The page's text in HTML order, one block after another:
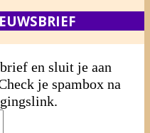
en sluit je aan
je spambox na